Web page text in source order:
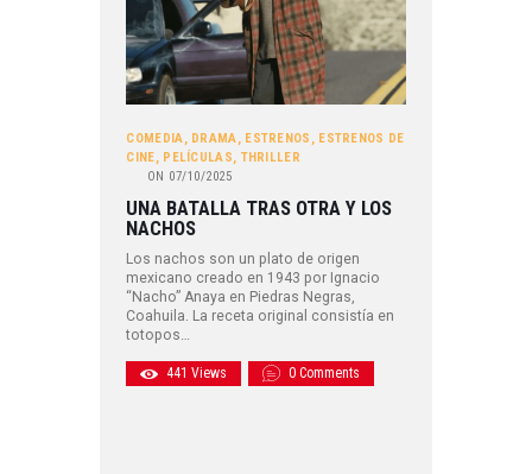
COMEDIA, DRAMA, ESTRENOS , ESTRENOS DE
CINE, PELÍCULAS, THRILLER
ON 07/10/2025
UNA BATALLA TRAS OTRA Y LOS
NACHOS
Los nachos son un plato de origen
mexicano creado en 1943 por Ignacio
“Nacho” Anaya en Piedras Negras,
Coahuila. La receta original consistía en
totopos…
441 Views 0 Comments